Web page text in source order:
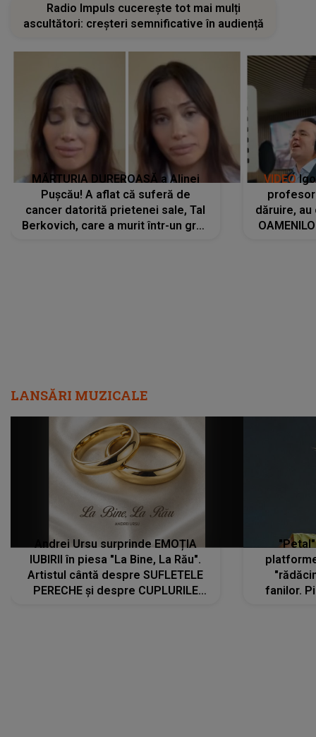
Radio Impuls cucerește tot mai mulți
ascultători: creșteri semnificative în audiență
MĂRTURIA DUREROASĂ a Alinei
Pușcău! A aflat că suferă de
cancer datorită prietenei sale, Tal
Berkovich, care a murit într-un grav
VIDEO
dăruire, au
LANSĂRI MUZICALE
Andrei Ursu surprinde EMOȚIA
IUBIRII în piesa "La Bine, La Rău".
Artistul cântă despre SUFLETELE
PERECHE și despre CUPLURILE
fanilor.